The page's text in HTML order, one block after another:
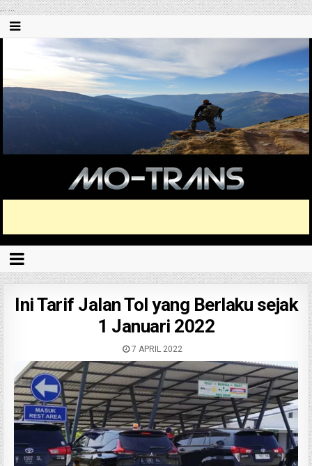
......
Ini Tarif Jalan Tol yang Berlaku sejak
1 Januari 2022
7 APRIL 2022